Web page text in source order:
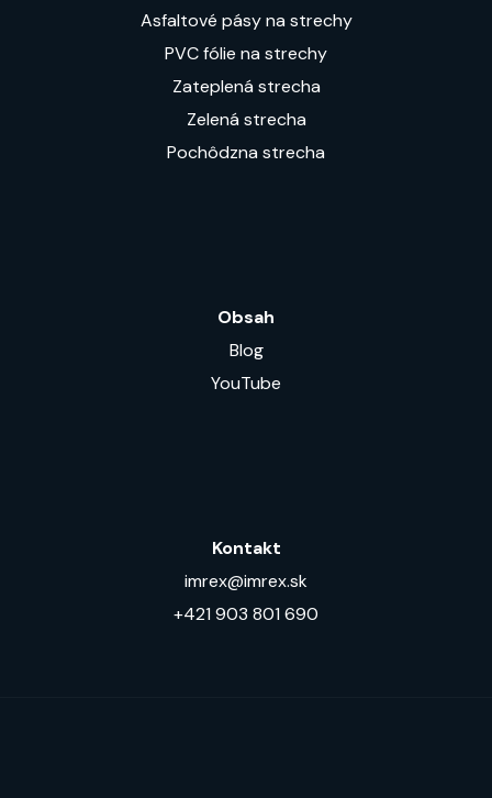
Asfaltové pásy na strechy
PVC fólie na strechy
Zateplená strecha
Zelená strecha
Pochôdzna strecha
Obsah
Blog
YouTube
Kontakt
imrex@imrex.sk
+421 903 801 690